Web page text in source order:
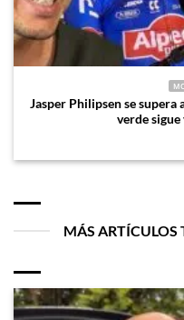
Jasper Philipsen se supera
verde sigue
MÁS ARTÍCULOS